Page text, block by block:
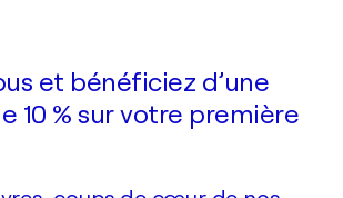
et bénéficiez d’une
10 % sur votre première